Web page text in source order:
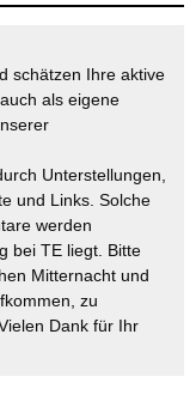
schätzen Ihre aktive
als eigene
Unterstellungen,
und Links. Solche
werden
bei TE liegt. Bitte
Mitternacht und
zu
Dank für Ihr